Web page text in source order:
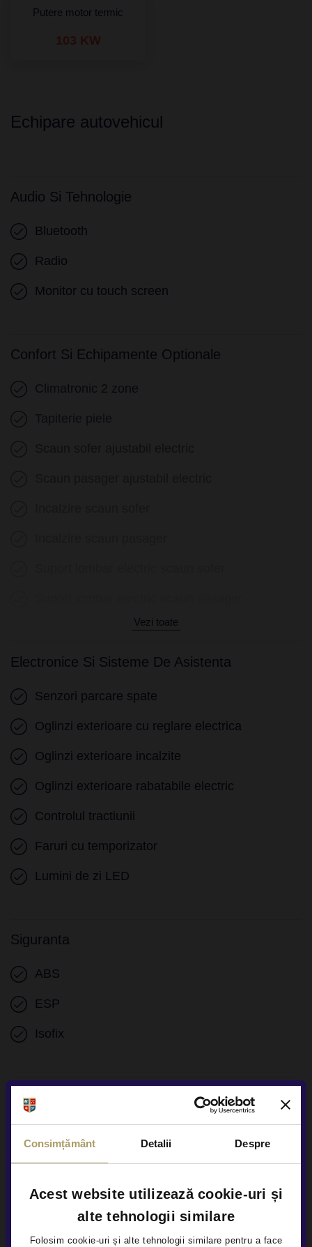
Consimțământ Detalii Despre
Acest website utilizează cookie-uri și
alte tehnologii similare
Folosim cookie-uri și alte tehnologii similare pentru a face
Putere motor termic
103 KW
Echipare autovehicul
Audio Si Tehnologie
Bluetooth
Radio
Monitor cu touch screen
Confort Si Echipamente Optionale
Climatronic 2 zone
Scaun cu memorie
Cotiera (fata)
Cotiera (spate)
Volan piele
Volan cu comenzi
Volan cu schimbator de viteze
Pornire motor Keyless
Geamuri electrice fata
Geamuri electrice spate
Vezi toate
Electronice Si Sisteme De Asistenta
Senzori parcare spate
Oglinzi exterioare cu reglare electrica
Oglinzi exterioare incalzite
Oglinzi exterioare rabatabile electric
Controlul tractiunii
Faruri cu temporizator
Lumini de zi LED
Siguranta
ABS
ESP
Isofix
Alte Informatii
Alte servicii disponibile